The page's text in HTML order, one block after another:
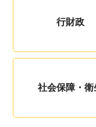
行財政
社会保障・衛